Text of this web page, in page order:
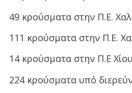
49 κρούσματα στην Π.Ε.
111 κρούσματα στην Π.Ε.
14 κρούσματα στην Π.Ε Χίου
224 κρούσματα υπό